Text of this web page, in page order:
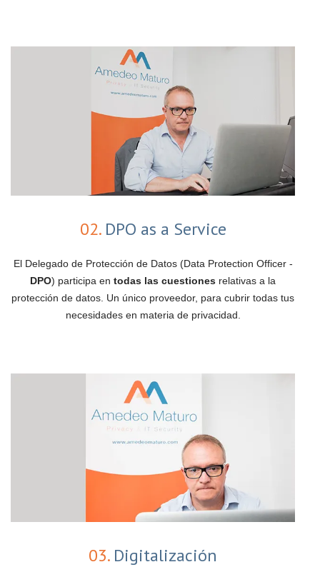
02.DPO as a Service
El Delegado de Protección de Datos (Data Protection Officer -
DPO) participa en todas las cuestiones relativas a la
protección de datos. Un único proveedor, para cubrir todas tus
necesidades en materia de privacidad.
03.Digitalización